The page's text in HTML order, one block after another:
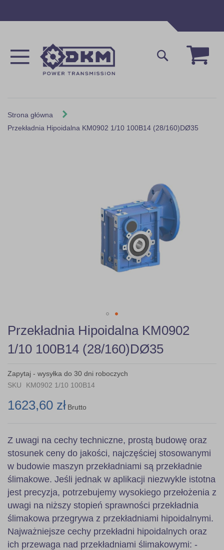
Mój
Szukaj
Strona główna
Przekładnia Hipoidalna KM0902 1/10 100B14 (28/160)DØ35
Skip
to
the
beginning
the
images
Przekładnia Hipoidalna KM0902
1/10 100B14 (28/160)DØ35
Zapytaj - wysyłka do 30 dni roboczych
SKU
KM0902 1/10 100B14
1623,60 zł Brutto
Z uwagi na cechy techniczne, prostą budowę oraz
stosunek ceny do jakości, najczęściej stosowanymi
w budowie maszyn przekładniami są przekładnie
ślimakowe. Jeśli jednak w aplikacji niezwykle istotna
jest precyzja, potrzebujemy wysokiego przełożenia z
uwagi na niższy stopień sprawności przekładnia
ślimakowa przegrywa z przekładniami hipoidalnymi.
Najważniejsze cechy przekładni hipoidalnych oraz
ich przewaga nad przekładniami ślimakowymi: -